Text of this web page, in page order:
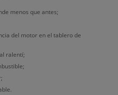
menos que antes;
del motor en el tablero de
ralentí;